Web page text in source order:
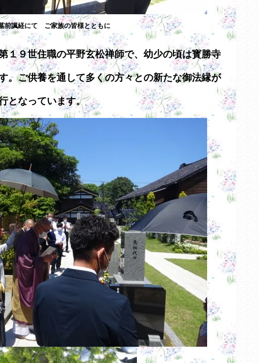
前諷経にて ご家族の皆様とともに
１９世住職の平野玄松禅師で、幼少の頃は寳勝寺
。ご供養を通して多くの方々との新たな御法縁が
となっています。